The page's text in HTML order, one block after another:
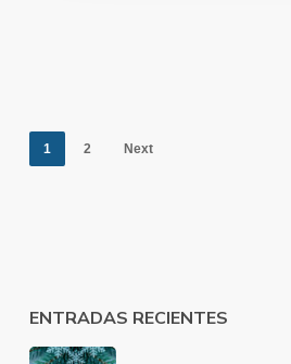
1 2 Next
ENTRADAS RECIENTES